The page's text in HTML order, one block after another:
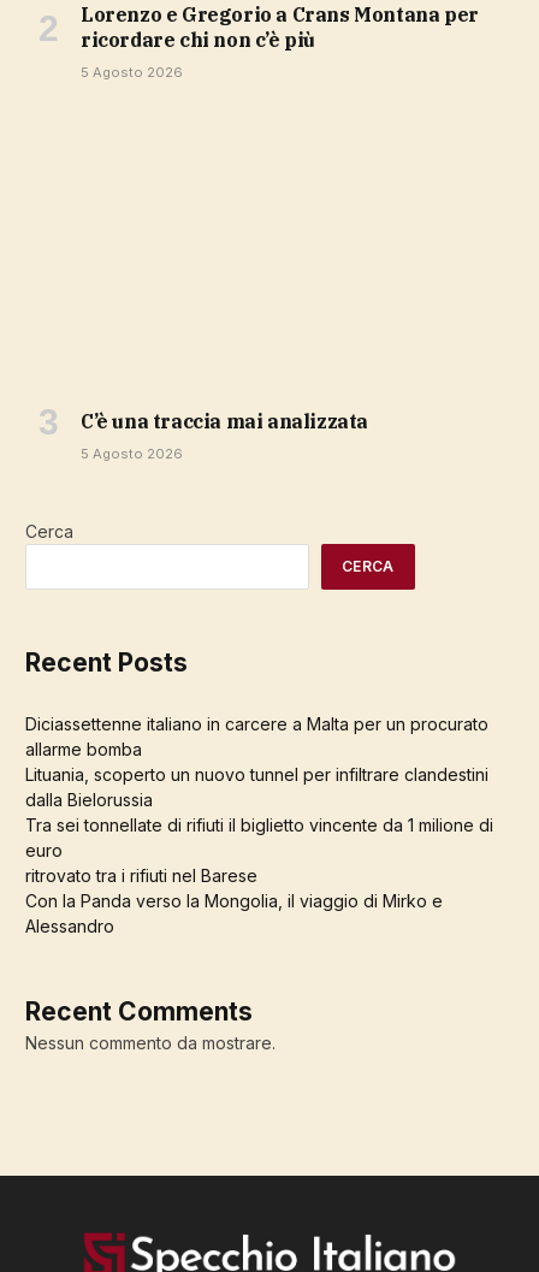
Lorenzo e Gregorio a Crans Montana per
ricordare chi non c’è più
5 Agosto 2026
c’è una traccia mai analizzata
5 Agosto 2026
Cerca
CERCA
Recent Posts
Diciassettenne italiano in carcere a Malta per un procurato
allarme bomba
Lituania, scoperto un nuovo tunnel per infiltrare clandestini
dalla Bielorussia
Tra sei tonnellate di rifiuti il biglietto vincente da 1 milione di
euro
ritrovato tra i rifiuti nel Barese
Con la Panda verso la Mongolia, il viaggio di Mirko e
Alessandro
Recent Comments
Nessun commento da mostrare.